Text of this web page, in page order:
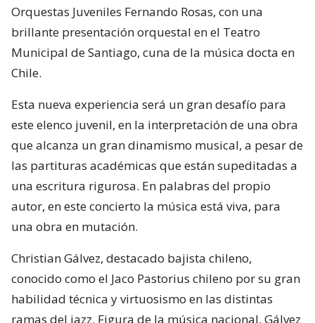
Orquestas Juveniles Fernando Rosas, con una
brillante presentación orquestal en el Teatro
Municipal de Santiago, cuna de la música docta en
Chile.
Esta nueva experiencia será un gran desafío para
este elenco juvenil, en la interpretación de una obra
que alcanza un gran dinamismo musical, a pesar de
las partituras académicas que están supeditadas a
una escritura rigurosa. En palabras del propio
autor, en este concierto la música está viva, para
una obra en mutación.
Christian Gálvez, destacado bajista chileno,
conocido como el Jaco Pastorius chileno por su gran
habilidad técnica y virtuosismo en las distintas
ramas del jazz. Figura de la música nacional, Gálvez